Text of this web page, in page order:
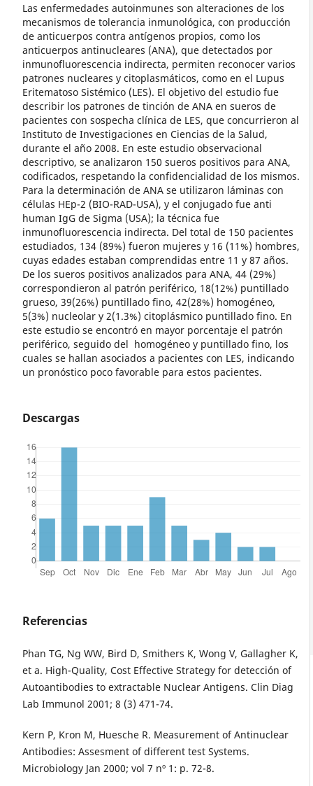
Las enfermedades autoinmunes son alteraciones de los
mecanismos de tolerancia inmunológica, con producción
de anticuerpos contra antígenos propios, como los
anticuerpos antinucleares (ANA), que detectados por
inmunofluorescencia indirecta, permiten reconocer varios
patrones nucleares y citoplasmáticos, como en el Lupus
Eritematoso Sistémico (LES). El objetivo del estudio fue
describir los patrones de tinción de ANA en sueros de
pacientes con sospecha clínica de LES, que concurrieron al
Instituto de Investigaciones en Ciencias de la Salud,
durante el año 2008. En este estudio observacional
descriptivo, se analizaron 150 sueros positivos para ANA,
codificados, respetando la confidencialidad de los mismos.
Para la determinación de ANA se utilizaron láminas con
células HEp-2 (BIO-RAD-USA), y el conjugado fue anti
human IgG de Sigma (USA); la técnica fue
inmunofluorescencia indirecta. Del total de 150 pacientes
estudiados, 134 (89%) fueron mujeres y 16 (11%) hombres,
cuyas edades estaban comprendidas entre 11 y 87 años.
De los sueros positivos analizados para ANA, 44 (29%)
correspondieron al patrón periférico, 18(12%) puntillado
grueso, 39(26%) puntillado fino, 42(28%) homogéneo,
5(3%) nucleolar y 2(1.3%) citoplásmico puntillado fino. En
este estudio se encontró en mayor porcentaje el patrón
periférico, seguido del homogéneo y puntillado fino, los
cuales se hallan asociados a pacientes con LES, indicando
un pronóstico poco favorable para estos pacientes.
Descargas
Referencias
Phan TG, Ng WW, Bird D, Smithers K, Wong V, Gallagher K,
et a. High-Quality, Cost Effective Strategy for detección of
Autoantibodies to extractable Nuclear Antigens. Clin Diag
Lab Immunol 2001; 8 (3) 471-74.
Kern P, Kron M, Huesche R. Measurement of Antinuclear
Antibodies: Assesment of different test Systems.
Microbiology Jan 2000; vol 7 nº 1: p. 72-8.